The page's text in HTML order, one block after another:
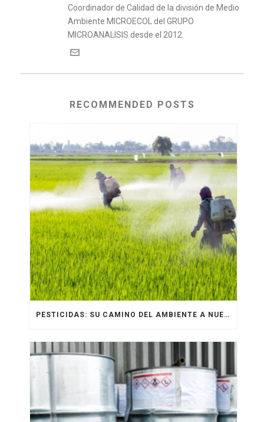
Coordinador de Calidad de la división de Medio
Ambiente MICROECOL del GRUPO
MICROANALISIS desde el 2012.
RECOMMENDED POSTS
PESTICIDAS: SU CAMINO DEL AMBIENTE A NUESTRO ORGANISMO [INFOGRAFÍA]